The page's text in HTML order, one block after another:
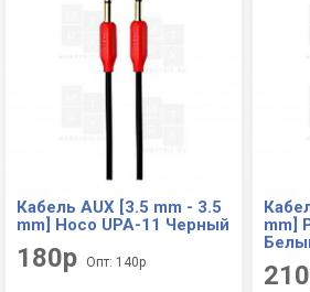
Кабель AUX [3.5 mm - 3.5
mm] Hoco UPA-11 Черный
180р Опт: 140р
mm]